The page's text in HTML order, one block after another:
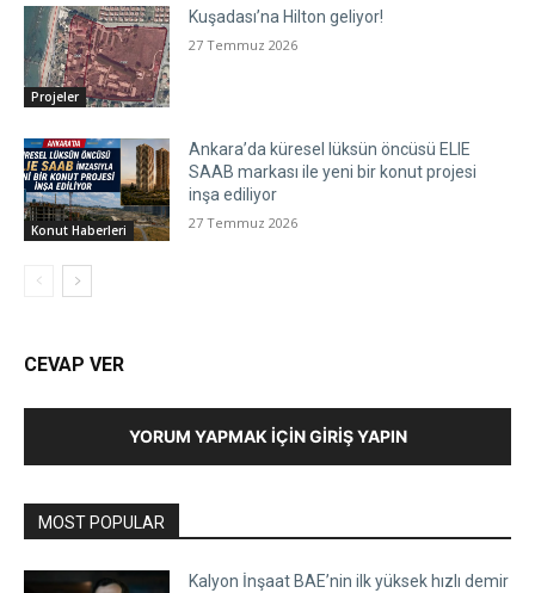
Projeler
Kuşadası’na Hilton geliyor!
27 Temmuz 2026
Konut Haberleri
Ankara’da küresel lüksün öncüsü ELIE
SAAB markası ile yeni bir konut projesi
inşa ediliyor
27 Temmuz 2026
CEVAP VER
YORUM YAPMAK İÇIN GIRIŞ YAPIN
MOST POPULAR
Kalyon İnşaat BAE’nin ilk yüksek hızlı demir